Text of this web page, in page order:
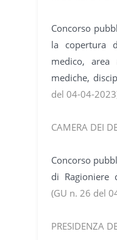
Concorso
la copertura
medico, area
mediche,
del 04-04-
CAMERA DEI
Concorso
di Ragioniere
(GU n. 26 del
PRESIDENZA